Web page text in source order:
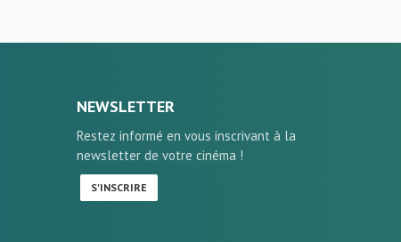
NEWSLETTER
Restez informé en vous inscrivant à la
newsletter de votre cinéma !
S'INSCRIRE